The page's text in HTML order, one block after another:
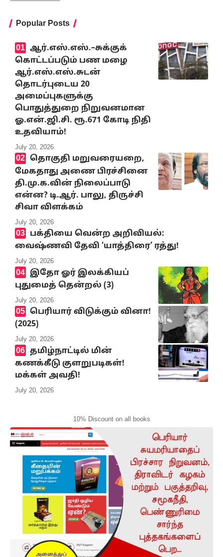
Popular Posts
ஆர்.எஸ்.எஸ்.–சுக்குக்
கொட்டப்படும் பண மழை
ஆர்.எஸ்.எஸ்.சுடன்
தொடர்புடைய 20
அமைப்புகளுக்கு
பொதுத்துறை நிறுவனமான
ஓ.என்.ஜி.சி. ரூ.671 கோடி நிதி
உதவியாம்!
July 20, 2026
தொகுதி மறுவரையறை,
மேகதாது அணை பிரச்சினை
தி.மு.க.வின் நிலைப்பாடு
என்ன? டி.ஆர். பாலு, திருச்சி
சிவா விளக்கம்
July 20, 2026
பக்தியை வென்ற அறிவியல்:
வைஷ்ணவி தேவி ‘யாத்திரை’ ரத்து!
July 20, 2026
இதோ ஓர் இலக்கியப்
புதுமைத் தென்றல் (3)
July 20, 2026
பெரியார் விடுக்கும் வினா!
(2025)
July 20, 2026
தமிழ்நாட்டில் மின்
கணக்கீடு குளறுபடிகள்!
மக்கள் அவதி!
July 20, 2026
10% Discount on all books